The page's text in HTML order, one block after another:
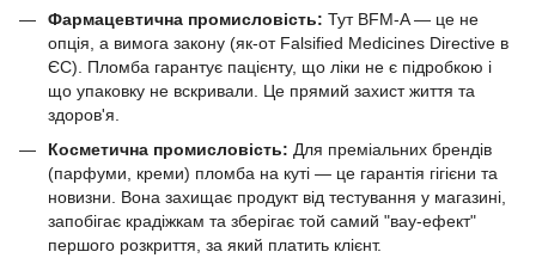
Фармацевтична промисловість: Тут BFM-A — це не
опція, а вимога закону (як-от Falsified Medicines Directive в
ЄС). Пломба гарантує пацієнту, що ліки не є підробкою і
що упаковку не вскривали. Це прямий захист життя та
здоров'я.
Косметична промисловість: Для преміальних брендів
(парфуми, креми) пломба на куті — це гарантія гігієни та
новизни. Вона захищає продукт від тестування у магазині,
запобігає крадіжкам та зберігає той самий "вау-ефект"
першого розкриття, за який платить клієнт.